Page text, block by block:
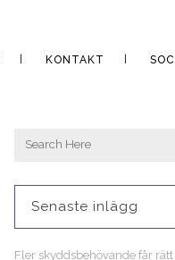
KONTAKT
Senaste inlägg
Fler skyddsbehövande får